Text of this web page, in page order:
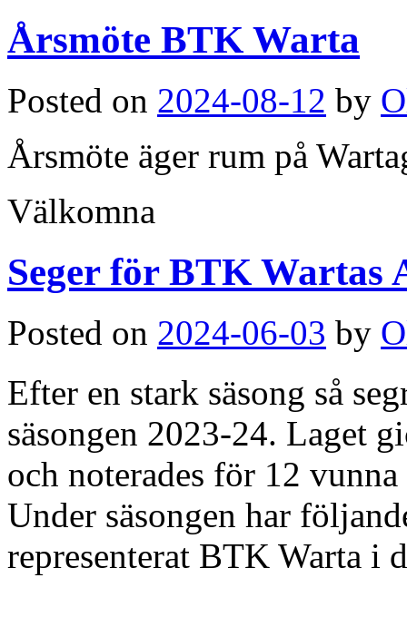
Årsmöte BTK Warta
Posted on 2024-08-12 by
Årsmöte äger rum på
Välkomna
Seger för BTK Wartas
Posted on 2024-06-03 by
Efter en stark säsong så
säsongen 2023-24. Laget
och noterades för 12
Under säsongen har
representerat BTK Warta i